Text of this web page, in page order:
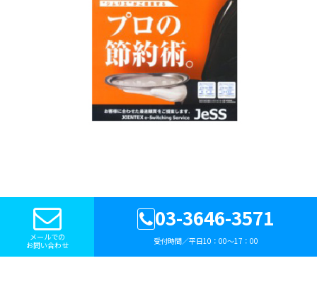
メールでの
お問い合わせ
03-3646-3571
受付時間／平日10：00〜17：00